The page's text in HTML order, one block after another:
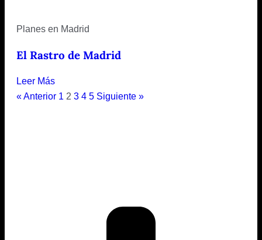
Planes en Madrid
El Rastro de Madrid
Leer Más
« Anterior 1 2 3 4 5 Siguiente »